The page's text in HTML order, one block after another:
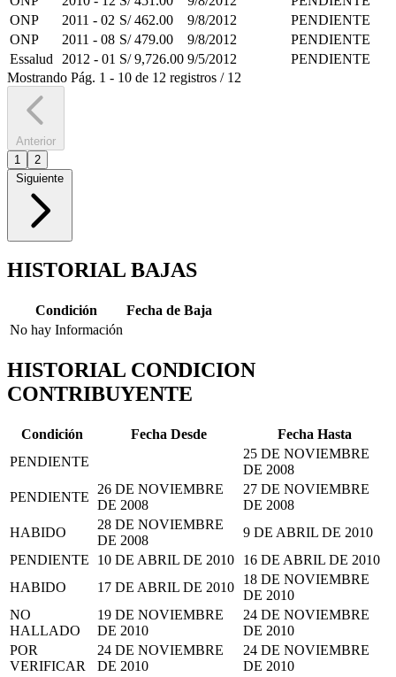
ONP
2011 - 02 S/ 462.00 9/8/2012
PENDIENTE
ONP
2011 - 08 S/ 479.00 9/8/2012
PENDIENTE
Essalud
2012 - 01 S/ 9,726.00 9/5/2012
PENDIENTE
Mostrando Pág. 1 - 10 de 12 registros / 12
Anterior
1
2
Siguiente
HISTORIAL BAJAS
Condición
Fecha de Baja
No hay Información
HISTORIAL CONDICION
CONTRIBUYENTE
Condición Fecha Desde
Fecha Hasta
PENDIENTE
25 DE NOVIEMBRE
DE 2008
PENDIENTE
26 DE NOVIEMBRE
DE 2008
27 DE NOVIEMBRE
DE 2008
HABIDO
28 DE NOVIEMBRE
DE 2008
9 DE ABRIL DE 2010
PENDIENTE
10 DE ABRIL DE 2010
16 DE ABRIL DE 2010
HABIDO
17 DE ABRIL DE 2010
18 DE NOVIEMBRE
DE 2010
NO
HALLADO
19 DE NOVIEMBRE
DE 2010
24 DE NOVIEMBRE
DE 2010
POR
VERIFICAR
24 DE NOVIEMBRE
DE 2010
24 DE NOVIEMBRE
DE 2010